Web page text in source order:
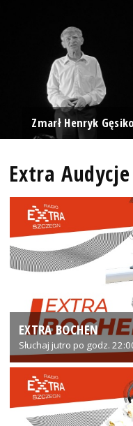
Zmarł Henryk
Extra Audycje
EXTRA BOCHEN
Słuchaj jutro po godz.